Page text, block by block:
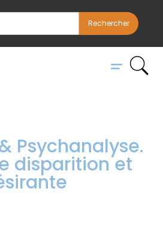
Psychanalyse.
disparition et